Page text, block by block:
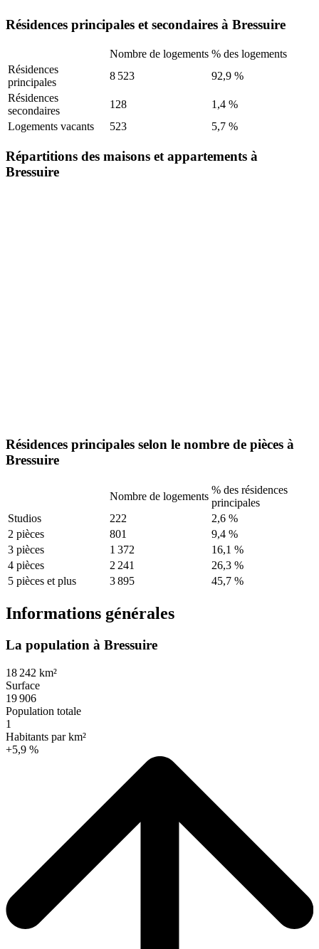
Résidences principales et secondaires à Bressuire
Nombre de logements % des logements
Résidences
principales
8 523
92,9 %
Résidences
secondaires
128
1,4 %
Logements vacants
523 5,7 %
Répartitions des maisons et appartements à
Bressuire
Résidences principales selon le nombre de pièces à
Bressuire
Nombre de logements
% des résidences
principales
Studios
222
2,6 %
2 pièces
801
9,4 %
3 pièces
1 372
16,1 %
4 pièces
2 241
26,3 %
5 pièces et plus
3 895 45,7 %
Informations générales
La population à Bressuire
18 242 km²
Surface
19 906
Population totale
1
Habitants par km²
+5,9 %